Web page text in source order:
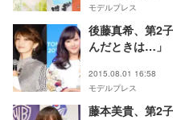
モデルプレス
後藤真希、第2
んだときは…」
2015.08.01 16:58
モデルプレス
藤本美貴、第2